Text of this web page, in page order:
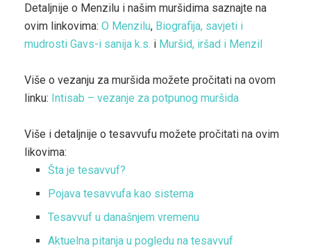
Detaljnije o Menzilu i našim muršidima saznajte na
ovim linkovima: O Menzilu, Biografija, savjeti i
mudrosti Gavs-i sanija k.s. i Muršid, iršad i Menzil
Više o vezanju za muršida možete pročitati na ovom
linku: Intisab – vezanje za potpunog muršida
Više i detaljnije o tesavvufu možete pročitati na ovim
likovima:
Šta je tesavvuf?
Pojava tesavvufa kao sistema
Tesavvuf u današnjem vremenu
Aktuelna pitanja u pogledu na tesavvuf